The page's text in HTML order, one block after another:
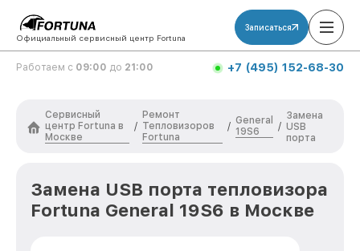
Официальный сервисный центр Fortuna
Записаться
Работаем с 09:00 до 21:00 +7 (495) 152-68-30
Сервисный
центр Fortuna в
Москве
/
Ремонт
Тепловизоров
Fortuna
/
General
19S6
/
Замена
USB
порта
Замена USB порта тепловизора
Fortuna General 19S6 в Москве